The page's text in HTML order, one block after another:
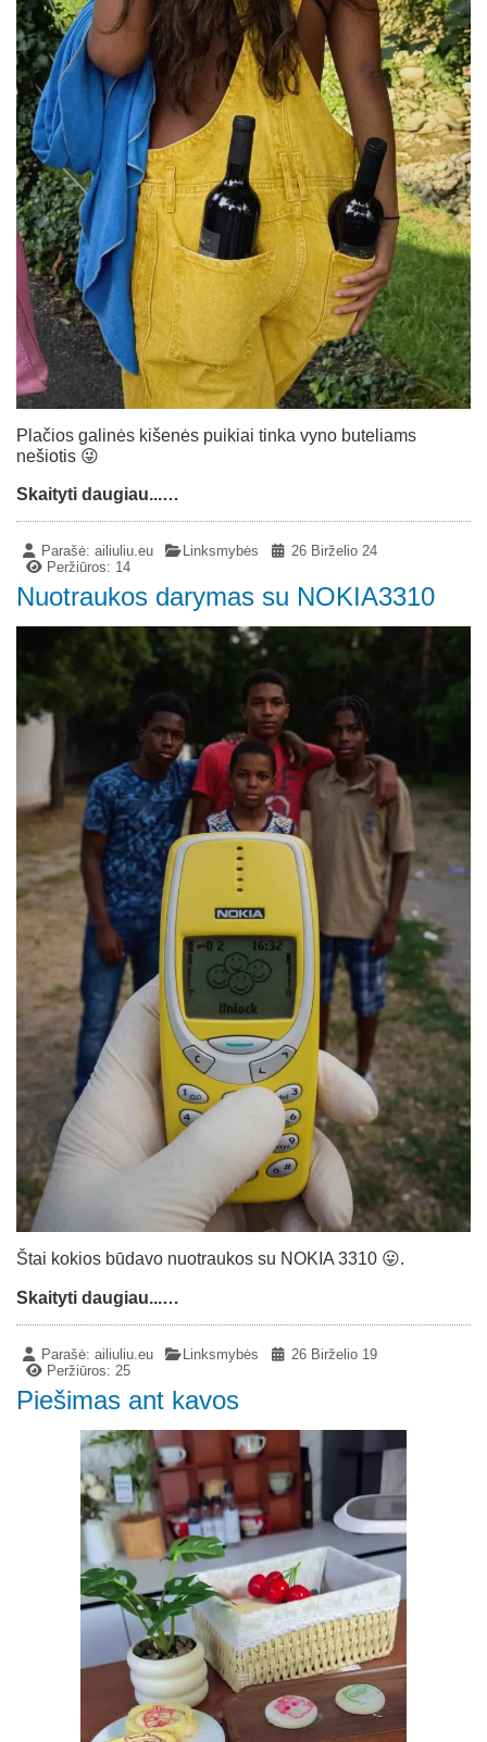
Plačios galinės kišenės puikiai tinka vyno buteliams
nešiotis 😜
Skaityti daugiau...…
Parašė:ailiuliu.eu Linksmybės
26 Birželio 24
Peržiūros: 14
Nuotraukos darymas su NOKIA3310
Štai kokios būdavo nuotraukos su NOKIA 3310 😛.
Skaityti daugiau...…
Parašė:ailiuliu.eu Linksmybės
26 Birželio 19
Peržiūros: 25
Piešimas ant kavos